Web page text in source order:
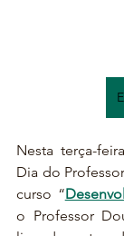
Nesta terça-
Dia do
curso “
o Professor